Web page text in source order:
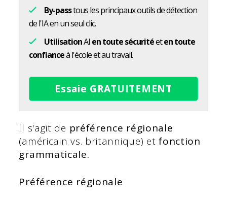
By-passtous les principaux outils de détection
de l'IA en un seul clic.
UtilisationAI en toute sécuritéeten toute
confianceà l'école et au travail.
Essaie GRATUITEMENT
Il s'agit de préférence régionale
(américain vs. britannique) etfonction
grammaticale.
Préférence régionale